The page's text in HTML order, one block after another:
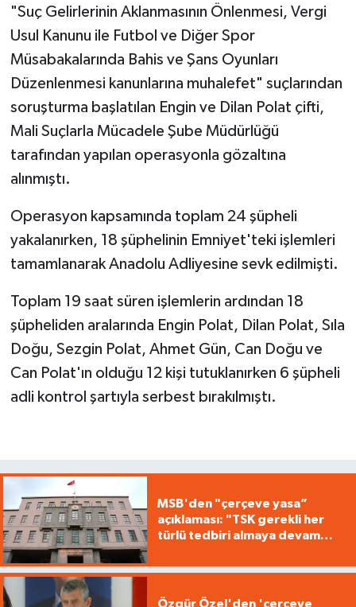
"Suç Gelirlerinin Aklanmasının Önlenmesi, Vergi
Usul Kanunu ile Futbol ve Diğer Spor
Müsabakalarında Bahis ve Şans Oyunları
Düzenlenmesi kanunlarına muhalefet" suçlarından
soruşturma başlatılan Engin ve Dilan Polat çifti,
Mali Suçlarla Mücadele Şube Müdürlüğü
tarafından yapılan operasyonla gözaltına
alınmıştı.
Operasyon kapsamında toplam 24 şüpheli
yakalanırken, 18 şüphelinin Emniyet'teki işlemleri
tamamlanarak Anadolu Adliyesine sevk edilmişti.
Toplam 19 saat süren işlemlerin ardından 18
şüpheliden aralarında Engin Polat, Dilan Polat, Sıla
Doğu, Sezgin Polat, Ahmet Gün, Can Doğu ve
Can Polat'ın olduğu 12 kişi tutuklanırken 6 şüpheli
adli kontrol şartıyla serbest bırakılmıştı.
MSB'den "çerçeve yasa”
açıklaması: "TSK gerekli her
türlü tedbiri almaya devam
Özgür Özel'den 'çerçeve